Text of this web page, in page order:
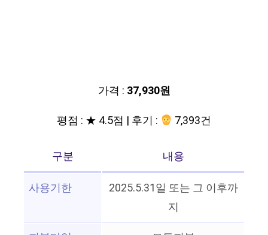
가격 : 37,930원
평점 : ★ 4.5점 | 후기 :
7,393건
구분
내용
사용기한
2025.5.31일 또는 그 이후까
지